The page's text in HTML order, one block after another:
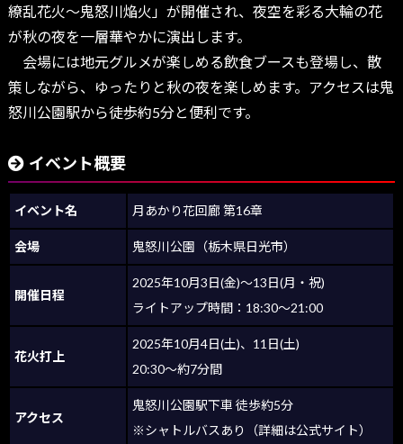
繚乱花火〜鬼怒川焔火」が開催され、夜空を彩る大輪の花
が秋の夜を一層華やかに演出します。
会場には地元グルメが楽しめる飲食ブースも登場し、散
策しながら、ゆったりと秋の夜を楽しめます。アクセスは鬼
怒川公園駅から徒歩約5分と便利です。
イベント概要
イベント名 月あかり花回廊 第16章
会場 鬼怒川公園（栃木県日光市）
開催日程
2025年10月3日(金)〜13日(月・祝)
ライトアップ時間：18:30〜21:00
花火打上
2025年10月4日(土)、11日(土)
20:30〜約7分間
アクセス
鬼怒川公園駅下車 徒歩約5分
※シャトルバスあり（詳細は公式サイト）